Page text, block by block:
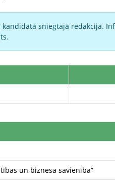
sniegtajā redakcijā.
un biznesa savienība”